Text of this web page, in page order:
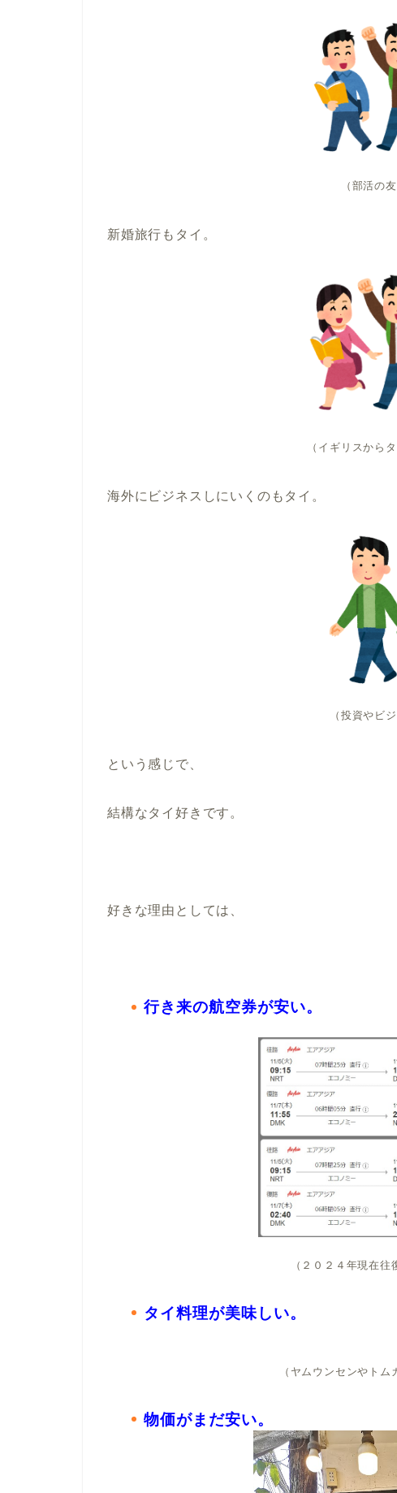
（部活の
新婚旅行もタイ。
（イギリスから
海外にビジネスしにいくのもタイ。
（投資やビ
という感じで、
結構なタイ好きです。
好きな理由としては、
行き来の航空券が安い。
（２０２４年現在往
タイ料理が美味しい。
（ヤムウンセンやトム
物価がまだ安い。